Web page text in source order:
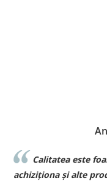
Calitatea este
achiziționa și alte